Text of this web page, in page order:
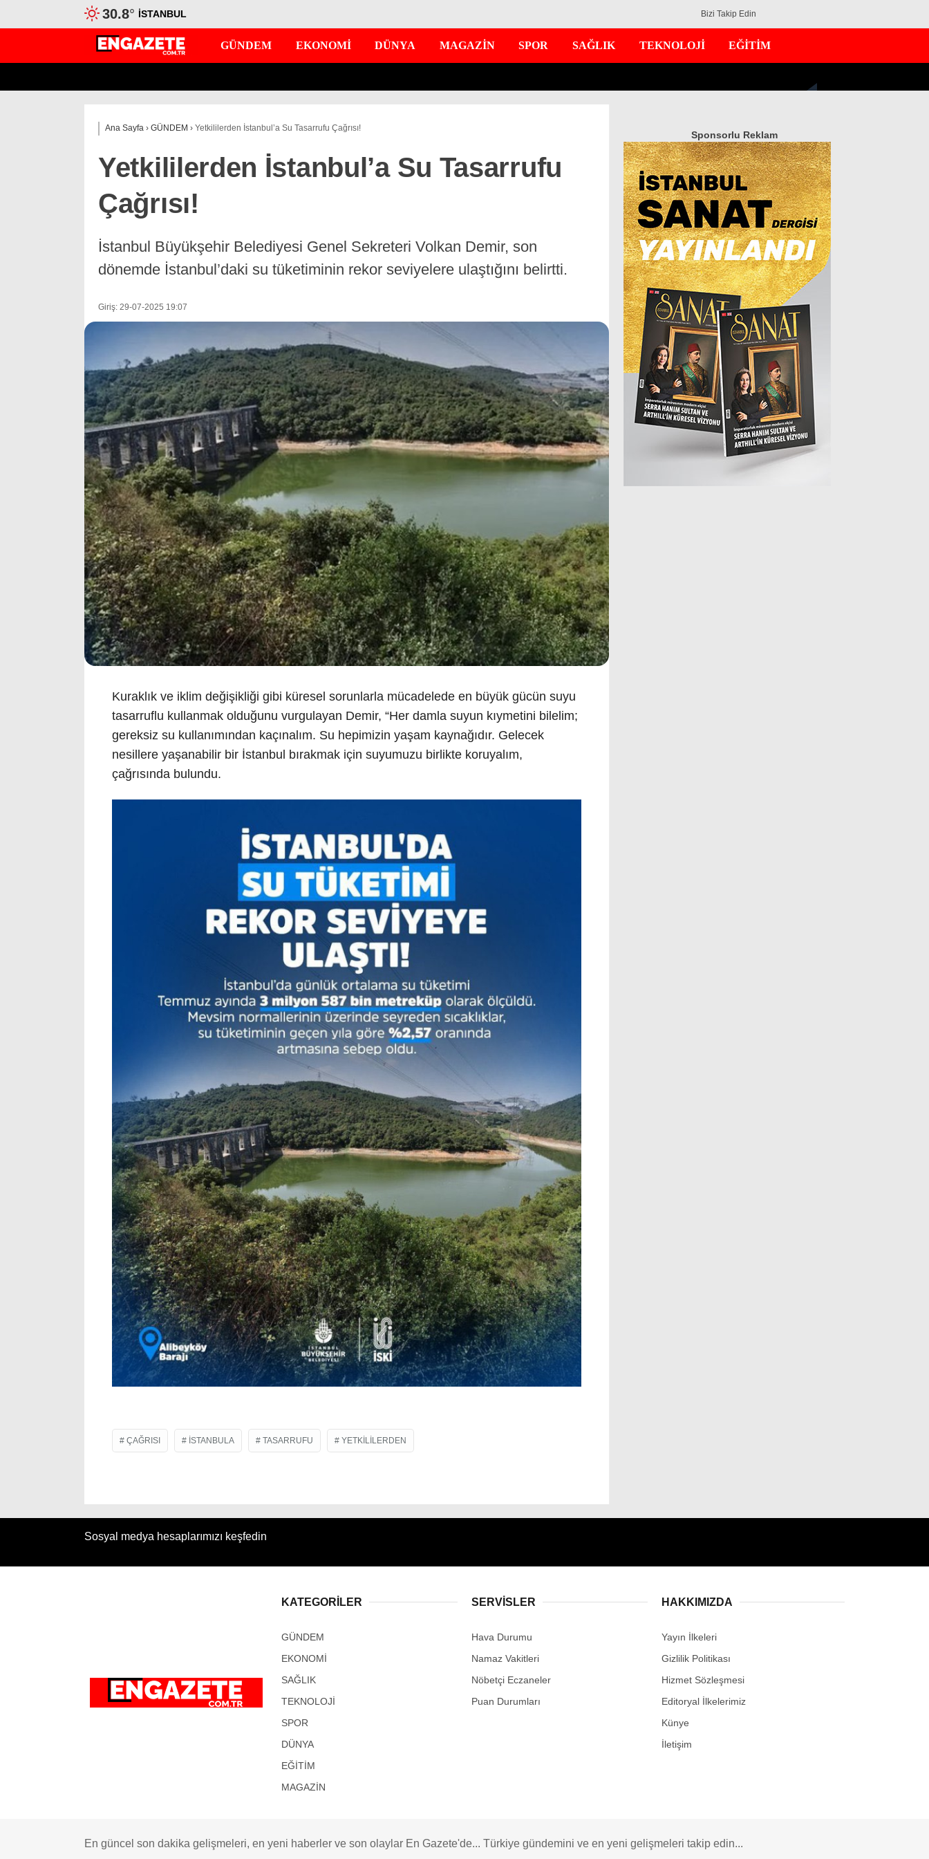
GÜNDEM
EKONOMİ
DÜNYA
MAGAZİN
SPOR
SAĞLIK
TEKNOLOJİ
EĞİTİM
30.8° İSTANBUL Bizi Takip Edin
GÜNDEM EKONOMİ DÜNYA MAGAZİN SPOR SAĞLIK TEKNOLOJİ EĞİTİM
Ana Sayfa › GÜNDEM › Yetkililerden İstanbul’a Su Tasarrufu Çağrısı!
Yetkililerden İstanbul’a Su Tasarrufu
Çağrısı!
İstanbul Büyükşehir Belediyesi Genel Sekreteri Volkan Demir, son
dönemde İstanbul’daki su tüketiminin rekor seviyelere ulaştığını belirtti.
Giriş: 29-07-2025 19:07
Kuraklık ve iklim değişikliği gibi küresel sorunlarla mücadelede en büyük gücün suyu
tasarruflu kullanmak olduğunu vurgulayan Demir, “Her damla suyun kıymetini bilelim;
gereksiz su kullanımından kaçınalım. Su hepimizin yaşam kaynağıdır. Gelecek
nesillere yaşanabilir bir İstanbul bırakmak için suyumuzu birlikte koruyalım,
çağrısında bulundu.
ÇAĞRISI ISTANBULA TASARRUFU YETKILILERDEN
Sponsorlu Reklam
Sosyal medya hesaplarımızı keşfedin
KATEGORİLER
GÜNDEM
EKONOMİ
SAĞLIK
TEKNOLOJİ
SPOR
DÜNYA
EĞİTİM
MAGAZİN
SERVİSLER
Hava Durumu
Namaz Vakitleri
Nöbetçi Eczaneler
Puan Durumları
HAKKIMIZDA
Yayın İlkeleri
Gizlilik Politikası
Hizmet Sözleşmesi
Editoryal İlkelerimiz
Künye
İletişim
En güncel son dakika gelişmeleri, en yeni haberler ve son olaylar En Gazete'de... Türkiye gündemini ve en yeni gelişmeleri takip edin...